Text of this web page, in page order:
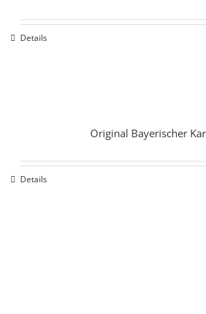
Details
Original Bayerischer
Details